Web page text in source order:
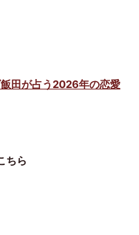
田が占う2026年の恋愛
ちら